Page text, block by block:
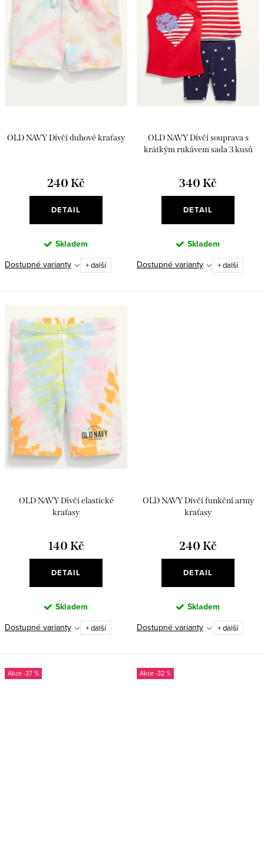
u
o
k
OLD NAVY Dívčí duhové kraťasy
240 Kč
DETAIL
Skladem
Dostupné varianty + další
OLD NAVY Dívčí souprava s
krátkým rukávem sada 3 kusů
340 Kč
DETAIL
Skladem
Dostupné varianty + další
OLD NAVY Dívčí elastické
kraťasy
140 Kč
DETAIL
Skladem
Dostupné varianty + další
OLD NAVY Dívčí funkční army
kraťasy
240 Kč
DETAIL
Skladem
Dostupné varianty + další
-37 % -32 %